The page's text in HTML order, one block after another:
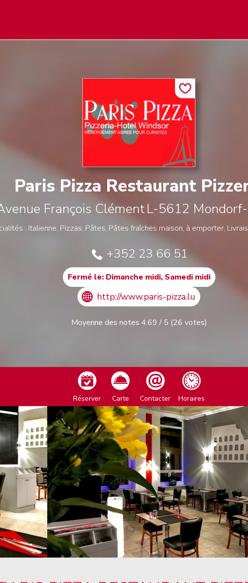
Paris Pizza Restaurant
François ClémentL-5612
: Italienne, Pizzas, Pâtes, Pâtes fraîches maison, à emporter,
+352 23 66 51
Fermé le: Dimanche midi, Samedi midi
http://www.paris-pizza.lu
Moyenne des notes 4.69 / 5 (26 votes)
Réserver Carte Contacter Horaires